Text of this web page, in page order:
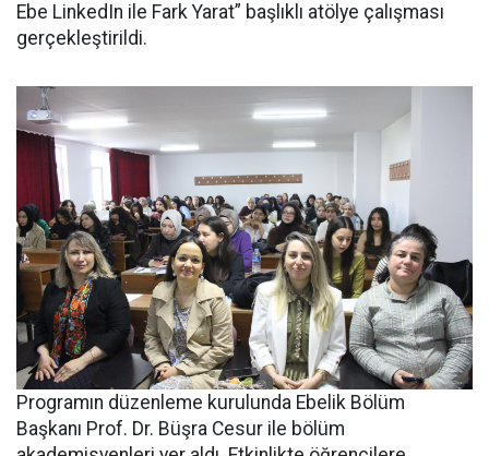
Ebe LinkedIn ile Fark Yarat” başlıklı atölye çalışması
gerçekleştirildi.
Programın düzenleme kurulunda Ebelik Bölüm
Başkanı Prof. Dr. Büşra Cesur ile bölüm